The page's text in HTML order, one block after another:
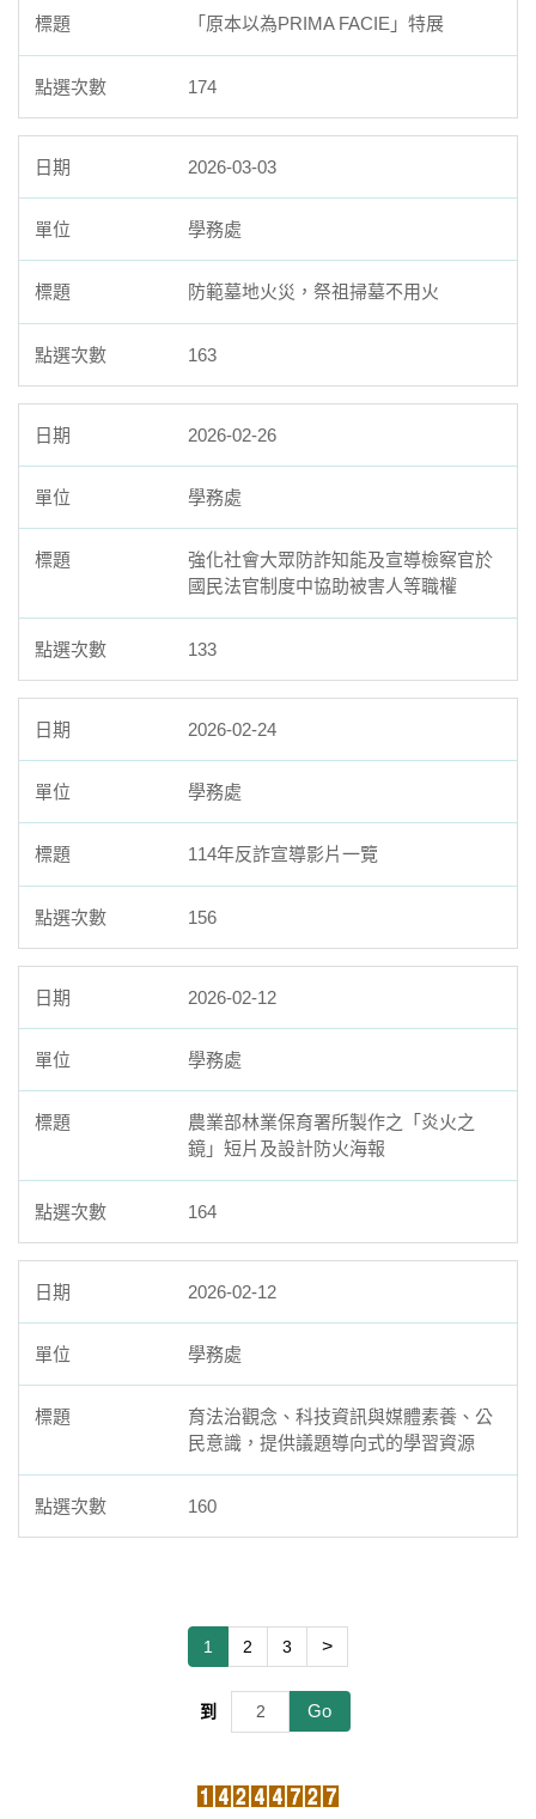
「原本以為PRIMA FACIE」特展
174
2026-03-03
學務處
防範墓地火災，祭祖掃墓不用火
163
2026-02-26
學務處
強化社會大眾防詐知能及宣導檢察官於
國民法官制度中協助被害人等職權
133
2026-02-24
學務處
114年反詐宣導影片一覽
156
2026-02-12
學務處
農業部林業保育署所製作之「炎火之
鏡」短片及設計防火海報
164
2026-02-12
學務處
育法治觀念、科技資訊與媒體素養、公
民意識，提供議題導向式的學習資源
160
1 2 3 >
到 Go